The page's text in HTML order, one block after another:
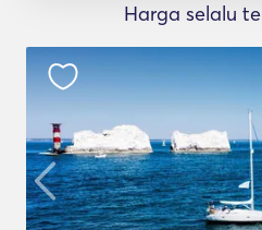
Harga selalu